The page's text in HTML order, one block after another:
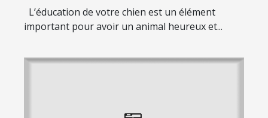
L’éducation de votre chien est un élément
important pour avoir un animal heureux et...